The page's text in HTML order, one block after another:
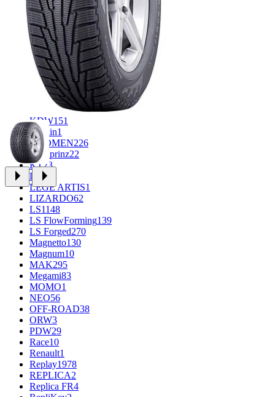
FF34
GR71
Grizzly3
iFree1004
iFree Original53
Ikon1
INFORGED1
IVR1
K&K1
KDW151
Keskin1
KHOMEN226
Kronprinz22
KT23
LE
13
LEGE ARTIS1
LIZARDO62
LS1148
LS FlowForming139
LS Forged270
Magnetto130
Magnum10
MAK295
Megami83
MOMO1
NEO56
OFF-ROAD38
ORW3
PDW29
Race10
Renault1
Replay1978
REPLICA2
Replica FR4